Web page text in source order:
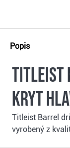
Popis
Titleist
kryt
Titleist Barrel
vyrobený z